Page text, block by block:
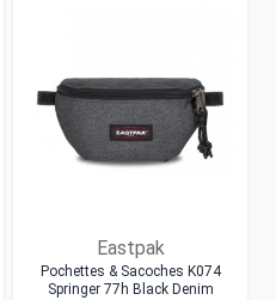
Eastpak
Pochettes & Sacoches K074
Springer 77h Black Denim